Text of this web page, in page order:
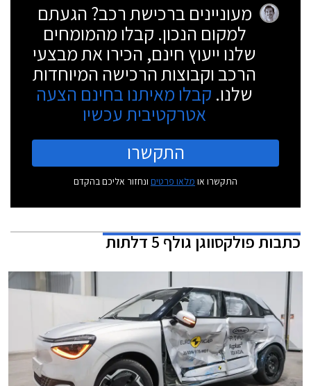
מעוניינים ברכישת רכב? הגעתם
למקום הנכון. קבלו מהמומחים
שלנו ייעוץ חינם, הכירו את מבצעי
הרכב וקבוצות הרכישה המיוחדות
שלנו. קבלו מאיתנו בחינם הצעה
אטרקטיבית עכשיו
התקשרו
התקשרו או מלאו פרטים ונחזור אליכם בהקדם
כתבותפולקסווגן גולף 5 דלתות